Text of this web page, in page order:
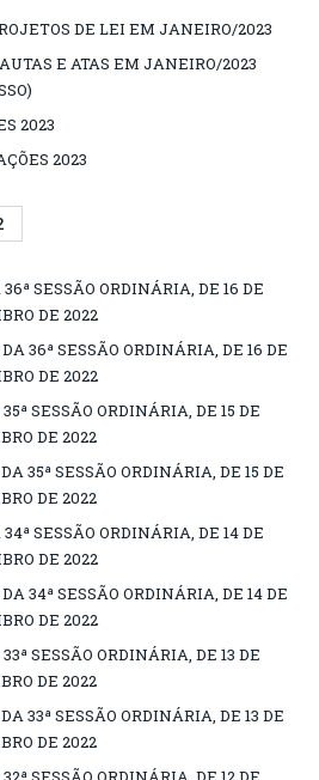
DE LEI EM JANEIRO/2023
E ATAS EM JANEIRO/2023
2023
2023
36ª SESSÃO ORDINÁRIA, DE 16 DE
DE 2022
36ª SESSÃO ORDINÁRIA, DE 16 DE
DE 2022
SESSÃO ORDINÁRIA, DE 15 DE
DE 2022
35ª SESSÃO ORDINÁRIA, DE 15 DE
DE 2022
34ª SESSÃO ORDINÁRIA, DE 14 DE
DE 2022
34ª SESSÃO ORDINÁRIA, DE 14 DE
DE 2022
SESSÃO ORDINÁRIA, DE 13 DE
DE 2022
33ª SESSÃO ORDINÁRIA, DE 13 DE
DE 2022